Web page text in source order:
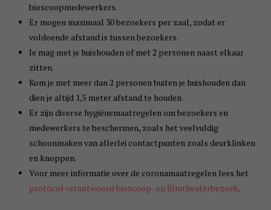
bioscoopmedewerkers.
Er mogen maximaal 30 bezoekers per zaal, zodat er
voldoende afstand is tussen bezoekers.
Je mag met je huishouden of met 2 personen naast elkaar
zitten.
Kom je met meer dan 2 personen buiten je huishouden dan
dien je altijd 1,5 meter afstand te houden.
Er zijn diverse hygiënemaatregelen om bezoekers en
medewerkers te beschermen, zoals het veelvuldig
schoonmaken van allerlei contactpunten zoals deurklinken
en knoppen.
Voor meer informatie over de coronamaatregelen lees het
protocol verantwoord bioscoop- en filmtheaterbezoek.